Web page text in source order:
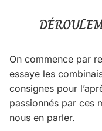
On commence par
essaye les
consignes pour
passionnés par ces
nous en parler.